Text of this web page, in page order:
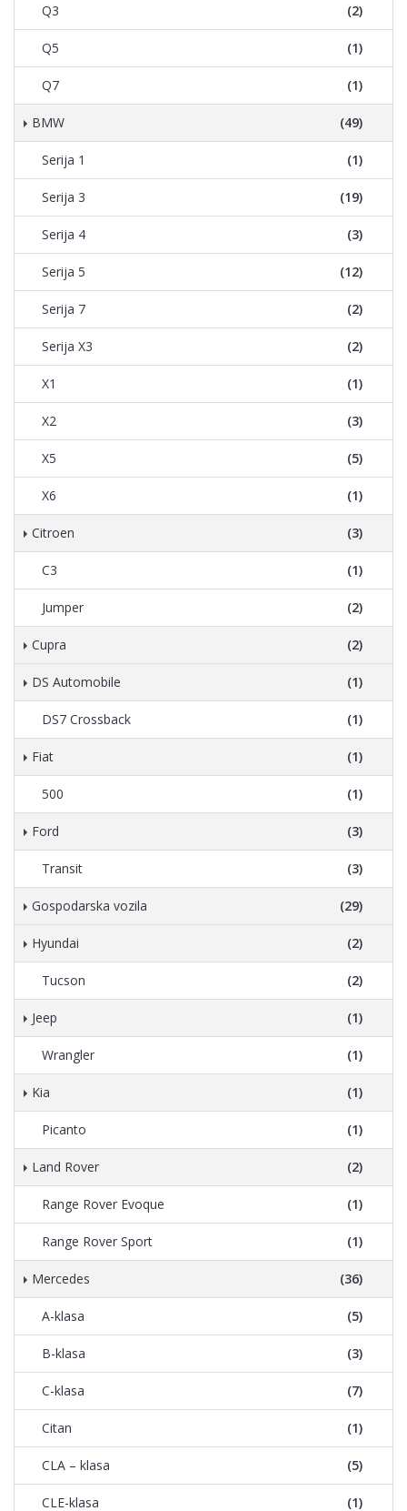
Q3 (2)
Q5 (1)
Q7 (1)
BMW (49)
Serija 1 (1)
Serija 3 (19)
Serija 4 (3)
Serija 5 (12)
Serija 7 (2)
Serija X3 (2)
X1 (1)
X2 (3)
X5 (5)
X6 (1)
Citroen (3)
C3 (1)
Jumper (2)
Cupra (2)
DS Automobile (1)
DS7 Crossback (1)
Fiat (1)
500 (1)
Ford (3)
Transit (3)
Gospodarska vozila (29)
Hyundai (2)
Tucson (2)
Jeep (1)
Wrangler (1)
Kia (1)
Picanto (1)
Land Rover (2)
Range Rover Evoque (1)
Range Rover Sport (1)
Mercedes (36)
A-klasa (5)
B-klasa (3)
C-klasa (7)
Citan (1)
CLA – klasa (5)
CLE-klasa (1)